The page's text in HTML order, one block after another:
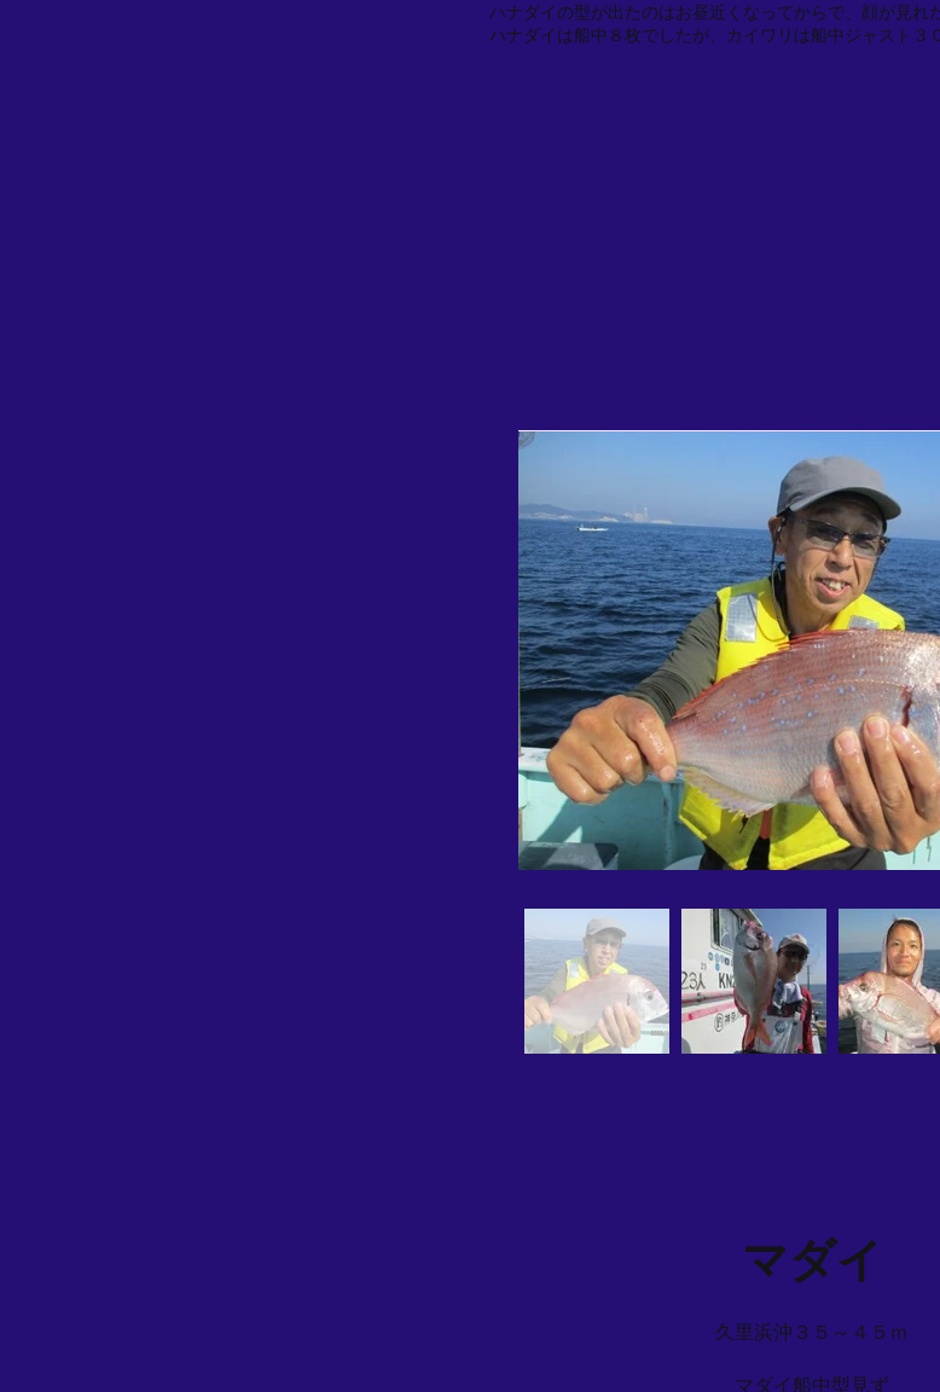
マダイ
久里浜沖３５～４５ｍ
マダイ船中型見ず
ハナダイの型が出たのはお昼近くなってからで、顔が見れ
ハナダイは船中８枚でしたが、カイワリは船中ジャスト３